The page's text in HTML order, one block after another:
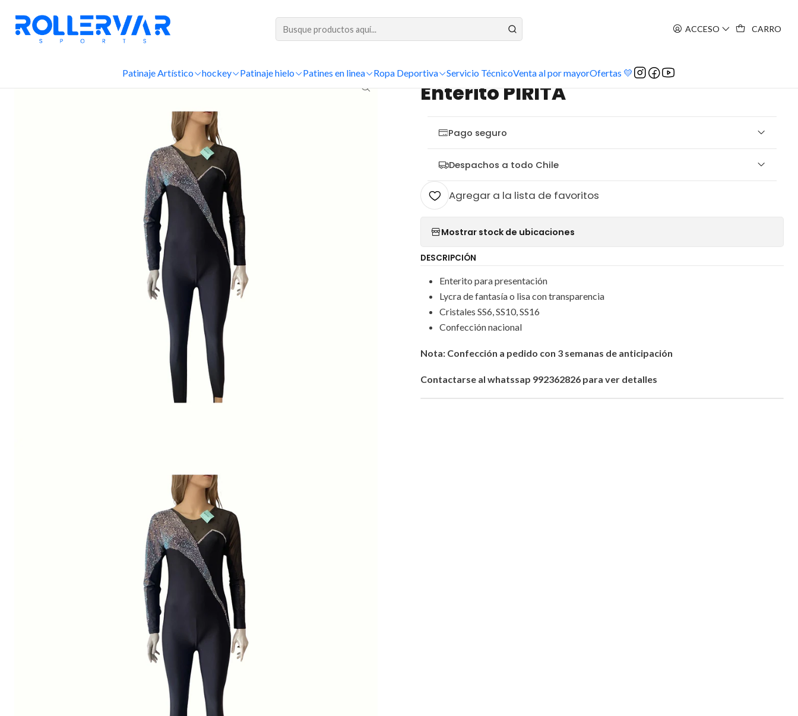
ACCESO CARRO
Patinaje Artístico hockey Patinaje hielo Patines en linea Ropa Deportiva Servicio TécnicoVenta al por mayorOfertas 💛
Enterito PIRITA
|
Enterito PIRITA
Pago seguro
Despachos a todo Chile
Agregar a la lista de favoritos
Mostrar stock de ubicaciones
DESCRIPCIÓN
Enterito para presentación
Lycra de fantasía o lisa con transparencia
Cristales SS6, SS10, SS16
Confección nacional
Nota: Confección a pedido con 3 semanas de anticipación
Contactarse al whatssap 992362826 para ver detalles